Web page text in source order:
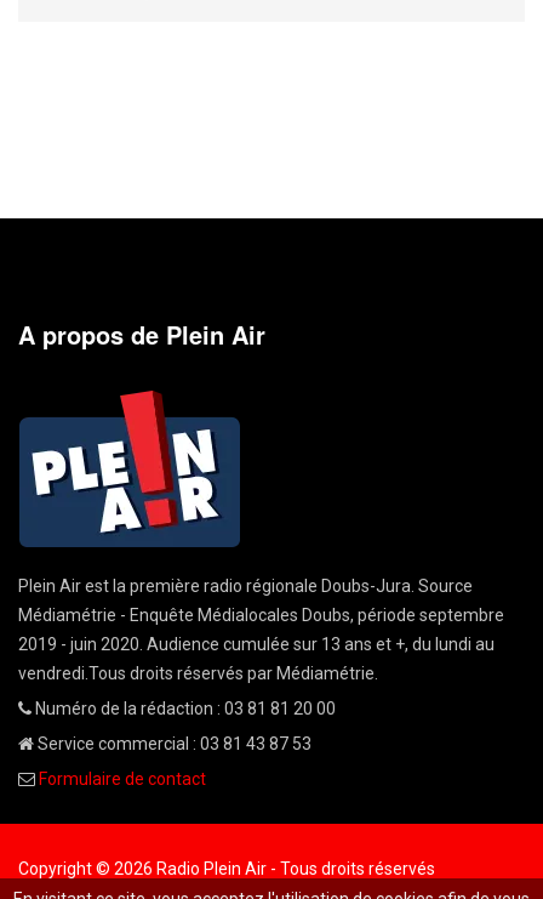
A propos de Plein Air
Plein Air est la première radio régionale Doubs-Jura. Source
Médiamétrie - Enquête Médialocales Doubs, période septembre
2019 - juin 2020. Audience cumulée sur 13 ans et +, du lundi au
vendredi.Tous droits réservés par Médiamétrie.
Numéro de la rédaction : 03 81 81 20 00
Service commercial : 03 81 43 87 53
Formulaire de contact
Copyright © 2026 Radio Plein Air - Tous droits réservés